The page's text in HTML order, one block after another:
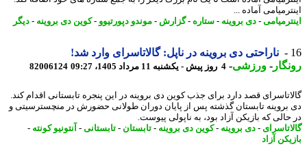
آماده ...
-دی بروینه -ستاره-گزارش -موندو دپورتیوو -کوین دی بروینه -دیگر
ناراحتی دی بروینه در ناپل: گالاتاسرای وارد شد!
-ورزشی-4 روز پیش - یکشنبه 11 مرداد 1405، 09:27 82006124
قصد دارد برای جذب کوین دی بروینه در این پنجره تابستانی اقدام کند.
تابستان گذشته پس از پایان دوران طولانی حضورش در منچسترسیتی و
که بازیکن آزاد بود، به ناپولی پیوست.
- دی بروینه -کوین دی بروینه -تابستان-تابستانی-آنتونیو کونته-
آزاد